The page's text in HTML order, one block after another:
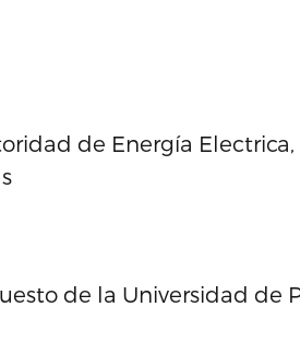
de Energía Electrica,
de la Universidad de